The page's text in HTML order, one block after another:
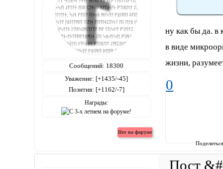
Сообщений: 18300
Уважение: [+1435/-45]
Позитив: [+1162/-7]
Награды:
ну как бы да. в
в виде
жизни,
0